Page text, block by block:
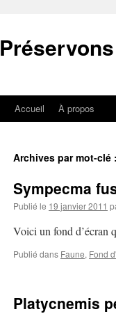
contenu
Accueil À propos
Archives par mot-clé :
Sympecma
Publié le 19 janvier 2011
Voici un fond d’écran
Publié dans Faune, Fond
Platycnemis